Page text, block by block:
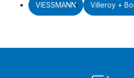
VIESSMANN Villeroy +